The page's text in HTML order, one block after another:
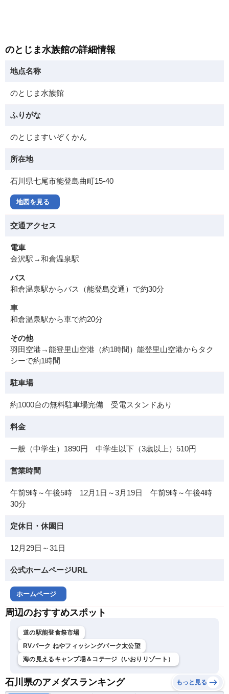
のとじま水族館の詳細情報
地点名称
のとじま水族館
ふりがな
のとじますいぞくかん
所在地
石川県七尾市能登島曲町15-40
地図を見る
交通アクセス
電車
金沢駅→和倉温泉駅
バス
和倉温泉駅からバス（能登島交通）で約30分
車
和倉温泉駅から車で約20分
その他
羽田空港→能登里山空港（約1時間）能登里山空港からタク
シーで約1時間
駐車場
約1000台の無料駐車場完備 受電スタンドあり
料金
一般（中学生）1890円 中学生以下（3歳以上）510円
営業時間
午前9時～午後5時 12月1日～3月19日 午前9時～午後4時
30分
定休日・休園日
12月29日～31日
公式ホームページURL
ホームページ
周辺のおすすめスポット
道の駅能登食祭市場
RVパーク ねやフィッシングパーク太公望
海の見えるキャンプ場＆コテージ（いおりリゾート）
石川県のアメダスランキング もっと見る